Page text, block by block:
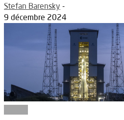
Stefan Barensky -
9 décembre 2024